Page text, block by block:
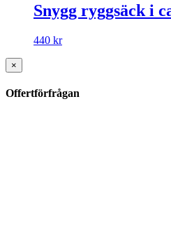
Snygg ryggsäck i
440 kr
×
Offertförfrågan